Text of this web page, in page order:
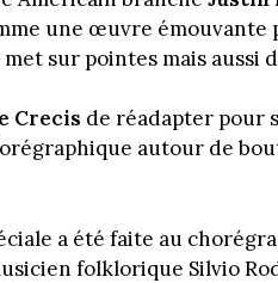
une œuvre
sur pointes mais aussi
Crecis de réadapter pour
autour de
a été faite au
folklorique Silvio